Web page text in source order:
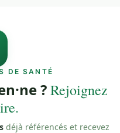
DE SANTÉ
?Rejoignez
déjà référencés et recevez